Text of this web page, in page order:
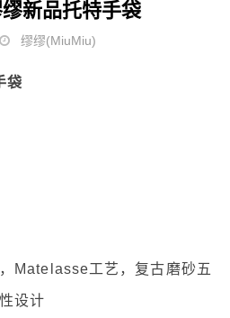
新品托特手袋
缪缪(MiuMiu)
袋
Matelasse工艺，复古磨砂五
设计